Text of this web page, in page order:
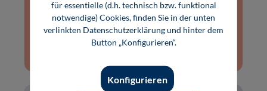
diskutieren und Ihre individuellen
Herausforderungen in den Fokus stellen.
Weitere Infos
für essentielle (d.h. technisch bzw. funktional
notwendige) Cookies, finden Sie in der unten
verlinkten Datenschutzerklärung und hinter dem
Button „Konfigurieren“.
Konfigurieren